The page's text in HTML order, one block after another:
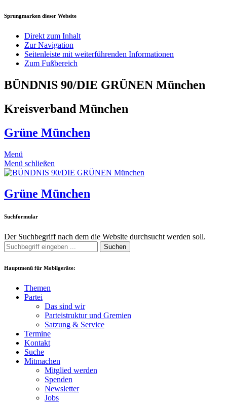
Sprungmarken dieser Website
Direkt zum Inhalt
Zur Navigation
Seitenleiste mit weiterführenden Informationen
Zum Fußbereich
BÜNDNIS 90/DIE GRÜNEN München
Kreisverband München
Grüne München
Menü
Menü schließen
Grüne München
Suchformular
Der Suchbegriff nach dem die Website durchsucht werden soll.
Suchen
Hauptmenü für Mobilgeräte:
Themen
Partei
Das sind wir
Parteistruktur und Gremien
Satzung & Service
Termine
Kontakt
Suche
Mitmachen
Mitglied werden
Spenden
Newsletter
Jobs